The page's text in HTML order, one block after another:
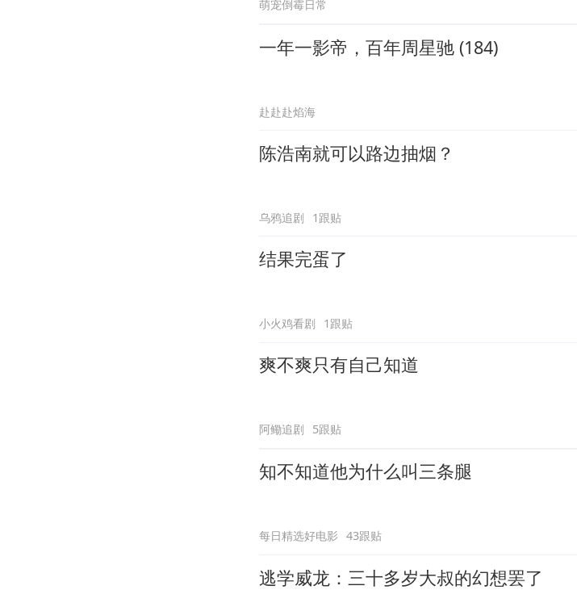
萌宠倒霉日常
一年一影帝，百年周星驰 (184)
赴赴赴焰海
陈浩南就可以路边抽烟？
乌鸦追剧 1跟贴
结果完蛋了
小火鸡看剧 1跟贴
爽不爽只有自己知道
阿鳓追剧 5跟贴
知不知道他为什么叫三条腿
每日精选好电影 43跟贴
逃学威龙：三十多岁大叔的幻想罢了